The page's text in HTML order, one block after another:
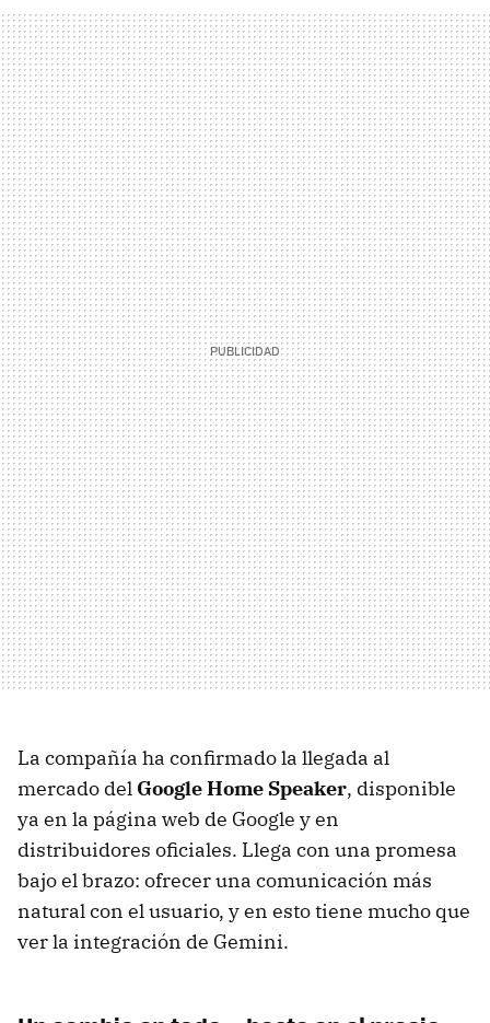
La compañía ha confirmado la llegada al
mercado del Google Home Speaker, disponible
ya en la página web de Google y en
distribuidores oficiales. Llega con una promesa
bajo el brazo: ofrecer una comunicación más
natural con el usuario, y en esto tiene mucho que
ver la integración de Gemini.